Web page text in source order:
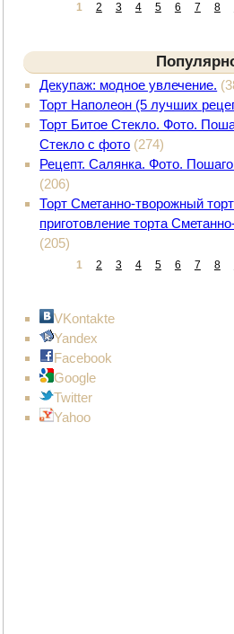
1 2 3 4 5 6 7 8
Декупаж: модное увлечение.
Торт Наполеон (5 лучших
Торт Битое Стекло. Фото.
Стекло с фото (274)
Рецепт. Салянка. Фото.
(206)
Торт Сметанно-творожный
приготовление торта
(205)
1 2 3 4 5 6 7 8
VKontakte
Yandex
Facebook
Google
Twitter
Yahoo